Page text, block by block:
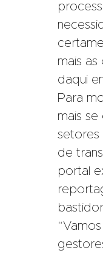
mais
daqui
Para
mais
setores
de
portal